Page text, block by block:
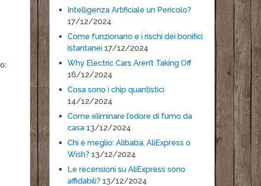
Intelligenza Artificiale un Pericolo?
17/12/2024
Come funzionano e i rischi dei bonifici
istantanei 17/12/2024
Why Electric Cars Aren’t Taking Off
16/12/2024
Cosa sono i chip quantistici
14/12/2024
Come eliminare l’odore di fumo da
casa 13/12/2024
Chi è meglio: Alibaba, AliExpress o
Wish? 13/12/2024
Le recensioni su AliExpress sono
affidabili? 13/12/2024